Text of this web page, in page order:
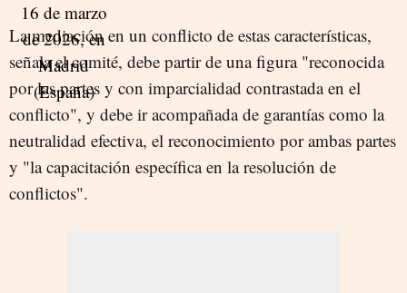
La mediación en un conflicto de estas características,
señala el comité, debe partir de una figura "reconocida
por las partes y con imparcialidad contrastada en el
conflicto", y debe ir acompañada de garantías como la
neutralidad efectiva, el reconocimiento por ambas partes
y "la capacitación específica en la resolución de
conflictos".